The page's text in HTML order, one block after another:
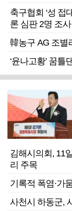
축구협회 ‘성 접
론 심판 2명 조사
韓농구 AG 조별
‘윤나고황’ 꿈
김해시의회, 11
리 주목
기록적 폭염·가
사천시 하동군,